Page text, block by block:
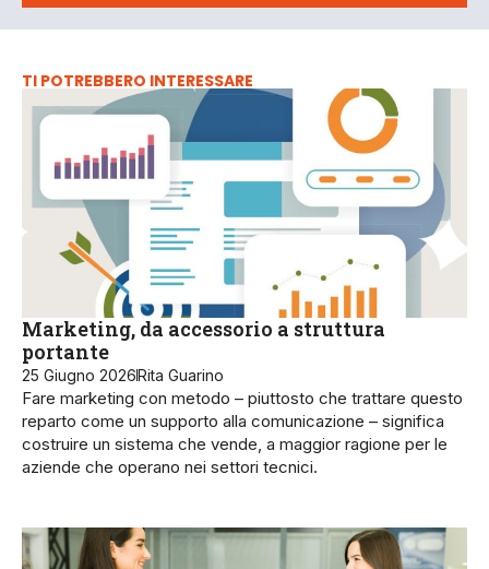
TI POTREBBERO INTERESSARE
Marketing, da accessorio a struttura
portante
25 Giugno 2026Rita Guarino
Fare marketing con metodo – piuttosto che trattare questo
reparto come un supporto alla comunicazione – significa
costruire un sistema che vende, a maggior ragione per le
aziende che operano nei settori tecnici.